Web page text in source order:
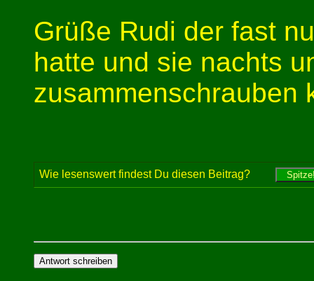
Grüße Rudi der fast
hatte und sie nachts
zusammenschrauben
Wie lesenswert findest Du diesen Beitrag?